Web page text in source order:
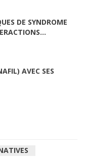
DE SYNDROME
AVEC SES